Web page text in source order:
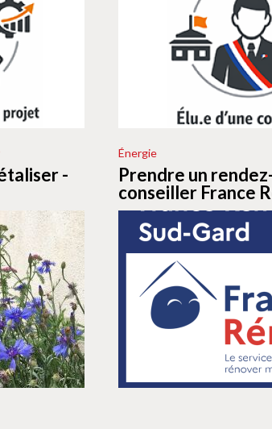
-
Énergie
Prendre un
conseiller France